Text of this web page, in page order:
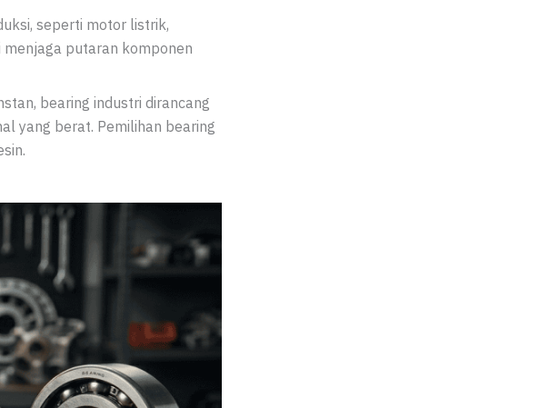
seperti motor listrik,
menjaga putaran komponen
bearing industri dirancang
yang berat. Pemilihan bearing